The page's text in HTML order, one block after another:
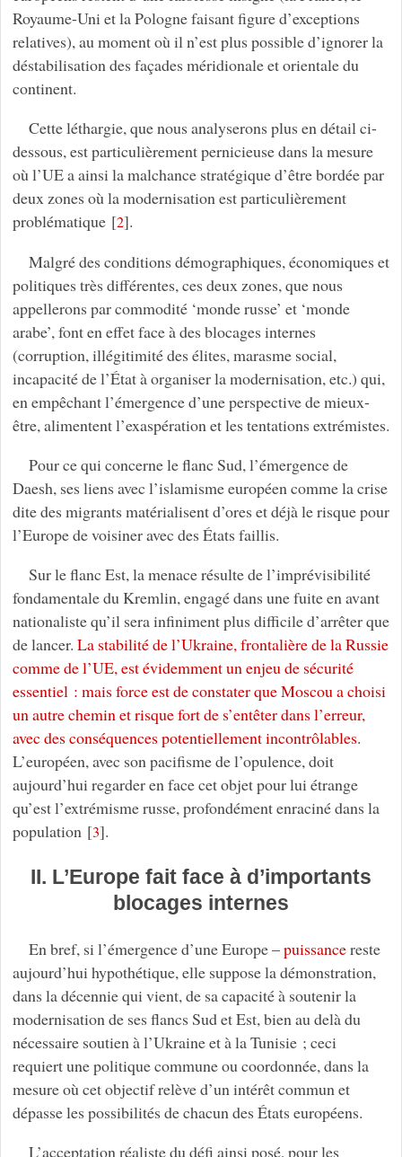
Royaume-Uni et la Pologne faisant figure d’exceptions
relatives), au moment où il n’est plus possible d’ignorer la
déstabilisation des façades méridionale et orientale du
continent.
Cette léthargie, que nous analyserons plus en détail ci-
dessous, est particulièrement pernicieuse dans la mesure
où l’UE a ainsi la malchance stratégique d’être bordée par
deux zones où la modernisation est particulièrement
problématique[2].
Malgré des conditions démographiques, économiques et
politiques très différentes, ces deux zones, que nous
appellerons par commodité ‘monde russe’ et ‘monde
arabe’, font en effet face à des blocages internes
(corruption, illégitimité des élites, marasme social,
incapacité de l’État à organiser la modernisation, etc.) qui,
en empêchant l’émergence d’une perspective de mieux-
être, alimentent l’exaspération et les tentations extrémistes.
Pour ce qui concerne le flanc Sud, l’émergence de
Daesh, ses liens avec l’islamisme européen comme la crise
dite des migrants matérialisent d’ores et déjà le risque pour
l’Europe de voisiner avec des États faillis.
Sur le flanc Est, la menace résulte de l’imprévisibilité
fondamentale du Kremlin, engagé dans une fuite en avant
nationaliste qu’il sera infiniment plus difficile d’arrêter que
de lancer. La stabilité de l’Ukraine, frontalière de la Russie
comme de l’UE, est évidemment un enjeu de sécurité
essentiel : mais force est de constater que Moscou a choisi
un autre chemin et risque fort de s’entêter dans l’erreur,
avec des conséquences potentiellement incontrôlables.
L’européen, avec son pacifisme de l’opulence, doit
aujourd’hui regarder en face cet objet pour lui étrange
qu’est l’extrémisme russe, profondément enraciné dans la
population[3].
II. L’Europe fait face à d’importants
blocages internes
En bref, si l’émergence d’une Europe –puissancereste
aujourd’hui hypothétique, elle suppose la démonstration,
dans la décennie qui vient, de sa capacité à soutenir la
modernisation de ses flancs Sud et Est, bien au delà du
nécessaire soutien à l’Ukraine et à la Tunisie ; ceci
requiert une politique commune ou coordonnée, dans la
mesure où cet objectif relève d’un intérêt commun et
dépasse les possibilités de chacun des États européens.
L’acceptation réaliste du défi ainsi posé, pour les